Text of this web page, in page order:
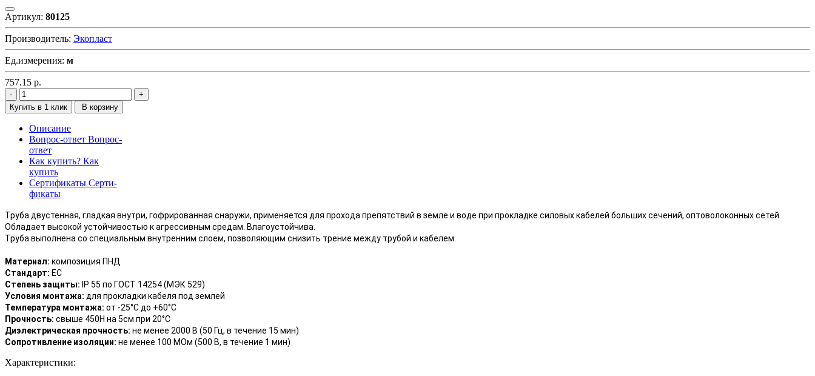
Артикул: 80125
Производитель: Экопласт
Ед.измерения: м
757.15 р.
Купить в 1 клик В корзину
Описание
Вопрос-ответ Вопрос-
ответ
Как купить? Как
купить
Сертификаты Серти-
фикаты
Труба двустенная, гладкая внутри, гофрированная снаружи, применяется для прохода препятствий в земле и воде при прокладке силовых кабелей больших сечений, оптоволоконных сетей.
Обладает высокой устойчивостью к агрессивным средам. Влагоустойчива.
Труба выполнена со специальным внутренним слоем, позволяющим снизить трение между трубой и кабелем.
Материал: композиция ПНД
Стандарт: ЕС
Степень защиты: IP 55 по ГОСТ 14254 (МЭК 529)
Условия монтажа: для прокладки кабеля под землей
Температура монтажа: от -25°С до +60°С
Прочность: свыше 450Н на 5см при 20°С
Диэлектрическая прочность: не менее 2000 В (50 Гц, в течение 15 мин)
Сопротивление изоляции: не менее 100 МОм (500 В, в течение 1 мин)
Характеристики: